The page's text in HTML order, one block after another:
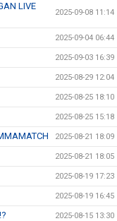
LIVE
2025-09-08 11:14
2025-09-04 06:44
2025-09-03 16:39
2025-08-29 12:04
2025-08-25 18:10
2025-08-25 15:18
2025-08-21 18:09
2025-08-21 18:05
2025-08-19 17:23
2025-08-19 16:45
2025-08-15 13:30